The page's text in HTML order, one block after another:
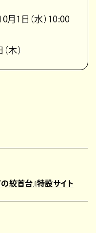
⽉1⽇（⽔）10:00
⽊）
絞⾸台』特設サイト